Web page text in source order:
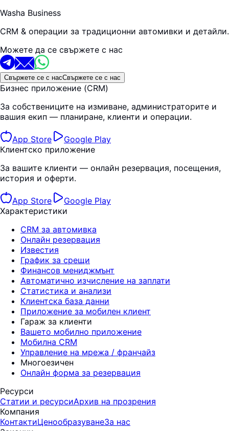
Washa Business
CRM & операции за традиционни автомивки и детайли.
Можете да се свържете с нас
Свържете се с насСвържете се с нас
Бизнес приложение (CRM)
За собствениците на измиване, администраторите и
вашия екип — планиране, клиенти и операции.
App Store
Google Play
Клиентско приложение
За вашите клиенти — онлайн резервация, посещения,
история и оферти.
App Store
Google Play
Характеристики
CRM за автомивка
Онлайн резервация
Известия
График за срещи
Финансов мениджмънт
Автоматично изчисление на заплати
Статистика и анализи
Клиентска база данни
Приложение за мобилен клиент
Гараж за клиенти
Вашето мобилно приложение
Мобилна CRM
Управление на мрежа / франчайз
Многоезичен
Онлайн форма за резервация
Ресурси
Статии и ресурсиАрхив на прозрения
Компания
КонтактиЦенообразуванеЗа нас